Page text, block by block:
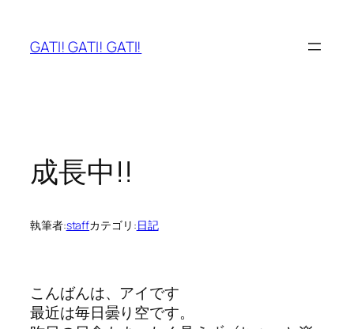
GATI! GATI! GATI!
成長中!!
執筆者:staffカテゴリ:日記
こんばんは、アイです
最近は毎日曇り空です。